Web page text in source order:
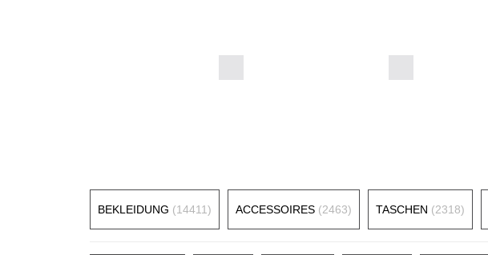
BEKLEIDUNG (14411) ACCESSOIRES (2463) TASCHEN (2318)